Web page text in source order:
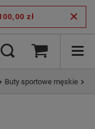
zł
Buty sportowe męskie